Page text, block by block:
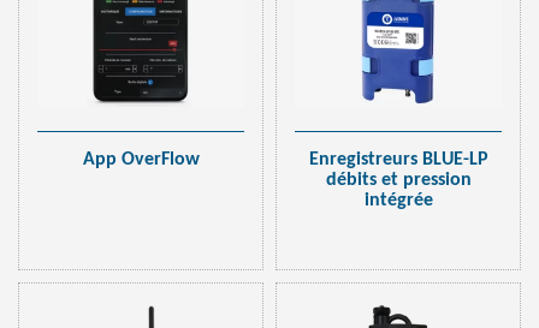
App OverFlow
Enregistreurs BLUE-LP
débits et pression
intégrée